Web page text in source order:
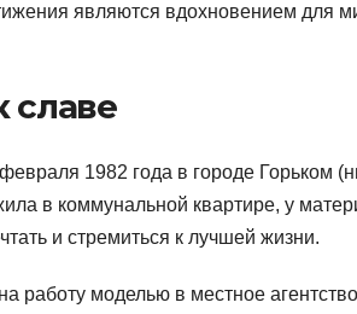
являются вдохновением для
славе
1982 года в городе Горьком
в коммунальной квартире, у
и стремиться к лучшей жизни.
работу моделью в местное